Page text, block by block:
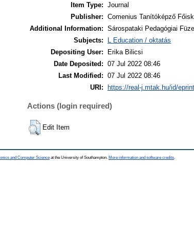
Item Type: Journal
Publisher: Comenius Tanítóképző
Additional Information: Sárospataki Pedagógiai
Subjects:
L Education / oktatás
Depositing User:
Erika Bilicsi
Date Deposited: 07 Jul 2022 08:46
Last Modified: 07 Jul 2022 08:46
URI: https://real-j.mtak.hu/id/
Actions (login required)
Edit Item
and Computer Science at the University of Southampton. More information and software credits